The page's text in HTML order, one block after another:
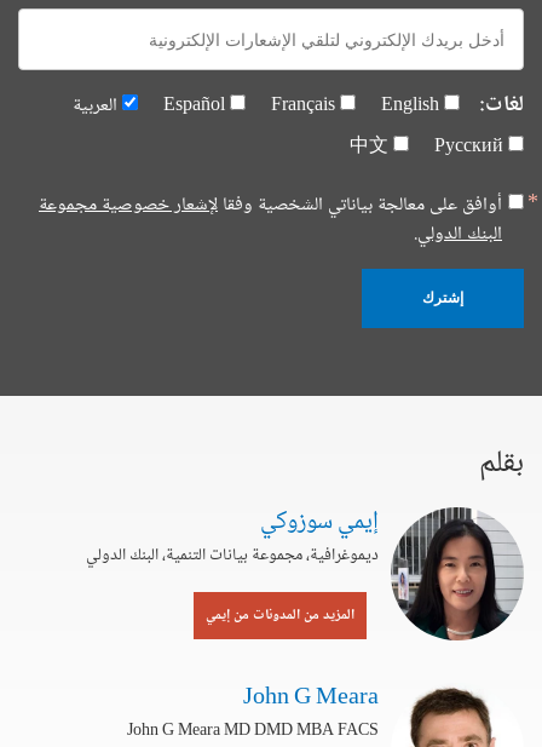
E-
mail:
لغات: English
Français
Español
العربية
Русский
中文
أوافق على معالجة بياناتي الشخصية وفقالإشعار خصوصية مجموعة
البنك الدولي.
إشترك
بقلم
إيمي سوزوكي
ديموغرافية، مجموعة بيانات التنمية، البنك الدولي
المزيد من المدونات من إيمي
John G Meara
John G Meara MD DMD MBA FACS